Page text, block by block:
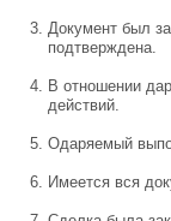
Документ был
подтверждена.
В отношении
действий.
Одаряемый
Имеется вся